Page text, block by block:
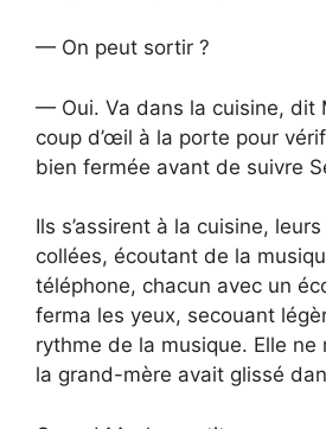
— On peut sortir ?
— Oui. Va dans la cuisine, dit
coup d’œil à la porte pour
bien fermée avant de suivre
Ils s’assirent à la cuisine,
collées, écoutant de la
téléphone, chacun avec un
ferma les yeux, secouant
rythme de la musique. Elle ne
la grand-mère avait glissé